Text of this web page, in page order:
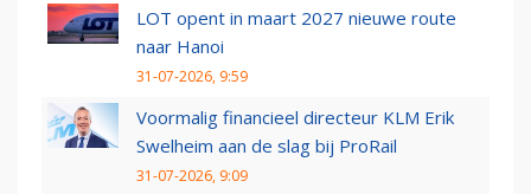
LOT opent in maart 2027 nieuwe route
naar Hanoi
31-07-2026, 9:59
Voormalig financieel directeur KLM Erik
Swelheim aan de slag bij ProRail
31-07-2026, 9:09